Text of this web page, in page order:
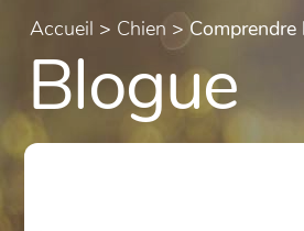
Accueil > Chien >
Blogue